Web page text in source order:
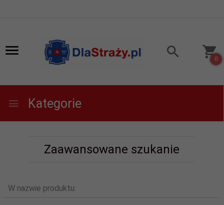
0
Kategorie
Zaawansowane szukanie
W nazwie produktu: